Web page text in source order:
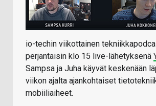
io-techin viikottainen
perjantaisin klo 15 live-lähetyksenä
Sampsa ja Juha käyvät keskenään
viikon ajalta ajankohtaiset
mobiiliaiheet.